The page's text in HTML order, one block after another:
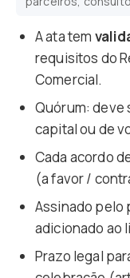
A ata tem
requisitos do
Comercial.
Quórum: deve
capital ou de
Cada acordo
(a favor /
Assinado pelo
adicionado ao
Prazo legal